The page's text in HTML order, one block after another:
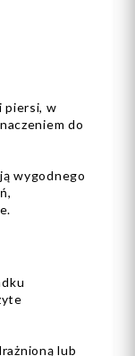
piersi, w
do
wygodnego
lub